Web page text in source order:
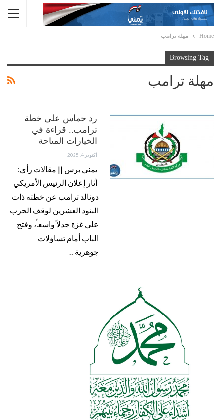
Home مهلة ترامب
Browsing Tag
مهلة ترامب
رد حماس على خطة
ترامب.. قراءة في
الخيارات المتاحة
أكتوبر 4, 2025
يمني برس || مقالات رأي:
أثار إعلان الرئيس الأمريكي
دونالد ترامب عن خطته ذات
البنود العشرين لوقف الحرب
على غزة جدلاً واسعاً، وفتح
الباب أمام تساؤلات
جوهرية…